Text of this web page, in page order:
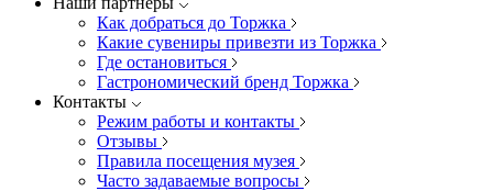
Как добраться до Торжка
Какие сувениры привезти из Торжка
Где остановиться
Гастрономический бренд Торжка
Контакты
Режим работы и контакты
Отзывы
Правила посещения музея
Часто задаваемые вопросы